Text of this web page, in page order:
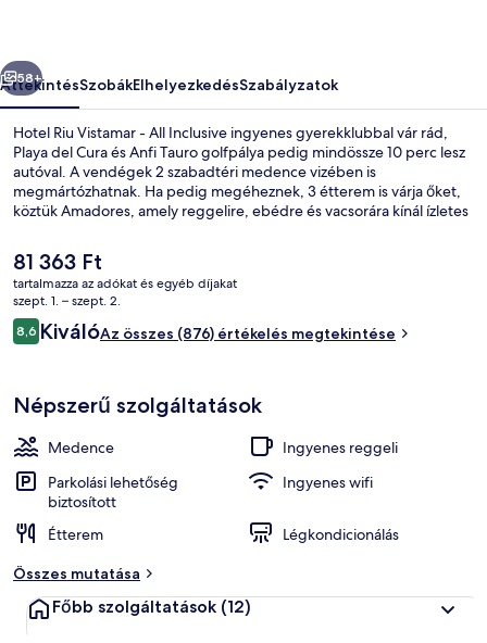
Következő
58+
ÁttekintésSzobákElhelyezkedésSzabályzatok
Hotel Riu Vistamar - All Inclusive ingyenes gyerekklubbal vár rád,
Playa del Cura és Anfi Tauro golfpálya pedig mindössze 10 perc lesz
autóval. A vendégek 2 szabadtéri medence vizében is
megmártózhatnak. Ha pedig megéheznek, 3 étterem is várja őket,
köztük Amadores, amely reggelire, ebédre és vacsorára kínál ízletes
medence melletti bár, fitneszlétesítmény. Más utazók imádják a hely
következó jellemzőit: segítőkész személyzet.
A
jelenlegi
ár
81 363 Ft
81 363 Ft
tartalmazza az adókat és egyéb díjakat
szept. 1. – szept. 2.
Értékelések
8,68,6 ennyiből: 10
KiválóAz összes (876) értékelés megtekintése
Népszerű szolgáltatások
Medence
Ingyenes reggeli
Parkolási lehetőség
biztosított
Ingyenes wifi
Étterem
Légkondicionálás
Összes mutatása
Főbb szolgáltatások (12)